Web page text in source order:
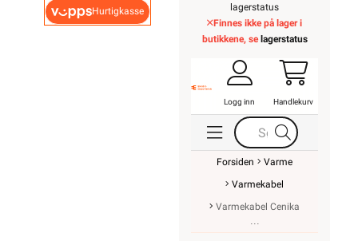
Hurtigkasse
lagerstatus
Finnes ikke på lager i
butikkene, se lagerstatus
Logg inn Handlekurv
Forsiden
Varme
Varmekabel
Varmekabel Cenika